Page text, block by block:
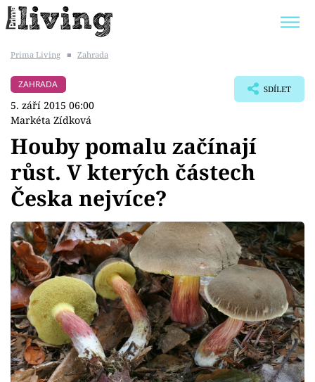
BYDLENÍ SLAVNÝCH
Témata
Bydlení
Zahrada
Design
Sledujte prima+
Přihlášení
Prima Living ■ Zahrada
ZAHRADA
5. září 2015 06:00
Markéta Zídková
SDÍLET
Houby pomalu začínají
růst. V kterých částech
Česka nejvíce?